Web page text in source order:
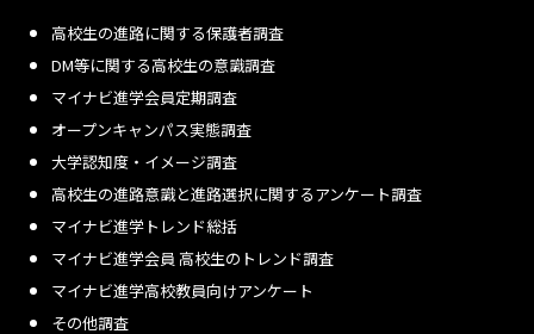
高校生の進路に関する保護者調査
DM等に関する高校生の意識調査
マイナビ進学会員定期調査
オープンキャンパス実態調査
大学認知度・イメージ調査
高校生の進路意識と進路選択に関するアンケート調査
マイナビ進学トレンド総括
マイナビ進学会員 高校生のトレンド調査
マイナビ進学高校教員向けアンケート
その他調査